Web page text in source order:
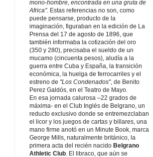
mono-hombre, encontrada en una gruta de
Africa". Estas referencias no son, como
puede pensarse, producto de la
imaginación, figuraban en la edición de La
Prensa del 17 de agosto de 1896, que
también informaba la cotización del oro
(350 y 280), precisaba el sueldo de un
mucamo (cincuenta pesos), aludía a la
guerra entre Cuba y España, la transición
económica, la huelga de ferrocarriles y el
estreno de "Los Condenados", de Benito
Perez Galdós, en el Teatro de Mayo.
En esa jornada calurosa –22 grados de
máxima- en el Club Inglés de Belgrano, un
reducto exclusivo donde se entremezclaban
el licor y los juegos de cartas y billares, una
mano firme anotó en un Minute Book, marca
George Mills, naturalmente británico, la
primera acta del recién nacido Belgrano
Athletic Club. El libraco, que aún se